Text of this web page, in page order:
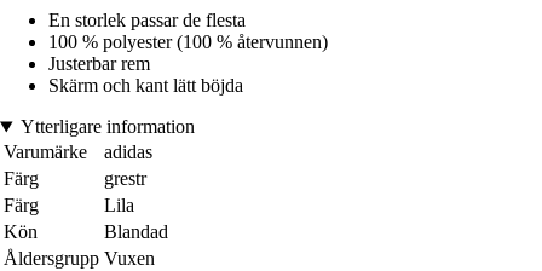
En storlek passar de flesta
100 % polyester (100 % återvunnen)
Justerbar rem
Skärm och kant lätt böjda
Ytterligare information
Varumärke
adidas
Färg
grestr
Färg
Lila
Kön
Blandad
Åldersgrupp Vuxen